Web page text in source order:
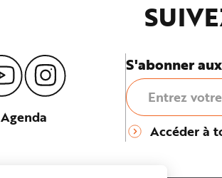
Agenda
S'abonner
Accéder à